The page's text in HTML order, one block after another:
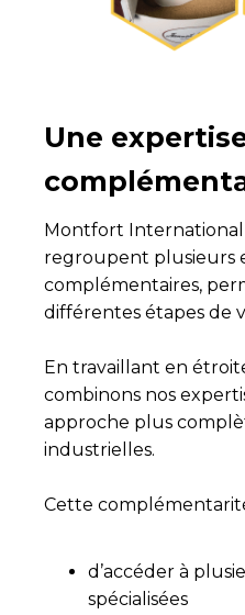
Une
Montfort International
regroupent plusieurs
complémentaires,
différentes étapes de
En travaillant en
combinons nos
approche plus
industrielles.
Cette
d’accéder à
spécialisées